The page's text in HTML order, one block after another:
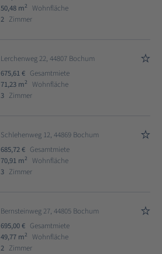
50,48 m2
Wohnfläche
2 Zimmer
Lerchenweg 22, 44807 Bochum
675,61 € Gesamtmiete
71,23 m2
Wohnfläche
3 Zimmer
Schlehenweg 12, 44869 Bochum
685,72 € Gesamtmiete
70,91 m2
Wohnfläche
3 Zimmer
Bernsteinweg 27, 44805 Bochum
695,00 € Gesamtmiete
49,77 m2
Wohnfläche
2 Zimmer